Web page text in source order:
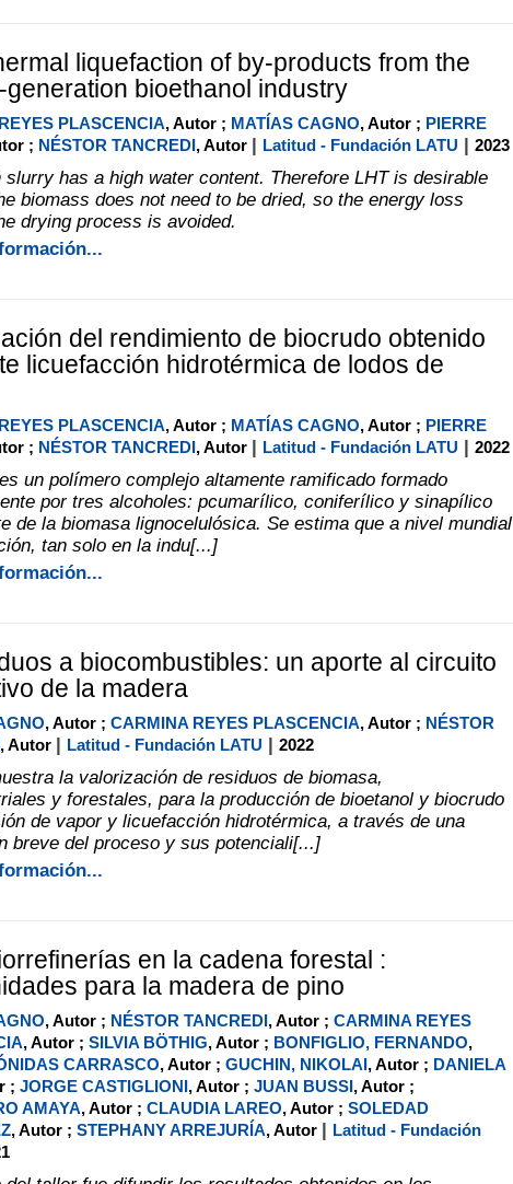
liquefaction of by-products from the
bioethanol industry
PLASCENCIA, Autor ; MATÍAS CAGNO, Autor ; PIERRE
; NÉSTOR TANCREDI, Autor | Latitud - Fundación LATU | 2023
slurry has a high water content. Therefore LHT is desirable
biomass does not need to be dried, so the energy loss
drying process is avoided.
del rendimiento de biocrudo obtenido
licuefacción hidrotérmica de lodos de
PLASCENCIA, Autor ; MATÍAS CAGNO, Autor ; PIERRE
; NÉSTOR TANCREDI, Autor | Latitud - Fundación LATU | 2022
un polímero complejo altamente ramificado formado
por tres alcoholes: pcumarílico, coniferílico y sinapílico
de la biomasa lignocelulósica. Se estima que a nivel mundial
tan solo en la indu[...]
a biocombustibles: un aporte al circuito
de la madera
, Autor ; CARMINA REYES PLASCENCIA, Autor ; NÉSTOR
, Autor | Latitud - Fundación LATU | 2022
la valorización de residuos de biomasa,
y forestales, para la producción de bioetanol y biocrudo
de vapor y licuefacción hidrotérmica, a través de una
breve del proceso y sus potenciali[...]
en la cadena forestal :
para la madera de pino
, Autor ; NÉSTOR TANCREDI, Autor ; CARMINA REYES
, Autor ; SILVIA BÖTHIG, Autor ; BONFIGLIO, FERNANDO,
CARRASCO, Autor ; GUCHIN, NIKOLAI, Autor ; DANIELA
; JORGE CASTIGLIONI, Autor ; JUAN BUSSI, Autor ;
AMAYA, Autor ; CLAUDIA LAREO, Autor ; SOLEDAD
, Autor ; STEPHANY ARREJURÍA, Autor | Latitud - Fundación